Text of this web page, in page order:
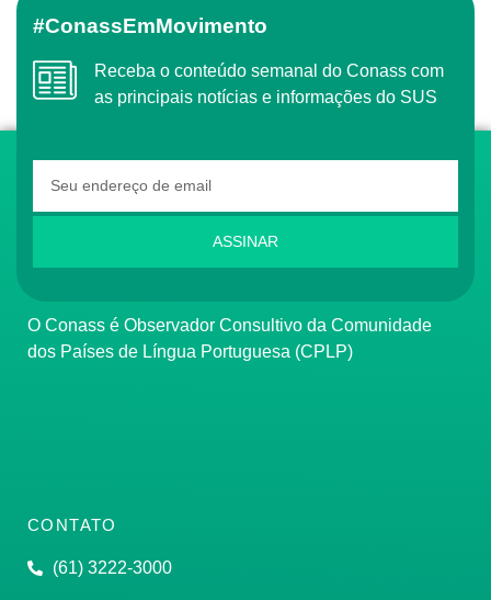
#ConassEmMovimento
Receba o conteúdo semanal do Conass com
as principais notícias e informações do SUS
ASSINAR
O Conass é Observador Consultivo da Comunidade
dos Países de Língua Portuguesa (CPLP)
CONTATO
(61) 3222-3000